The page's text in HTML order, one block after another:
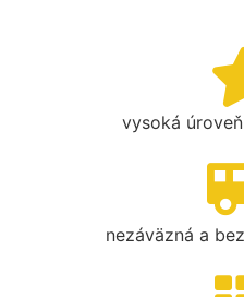
vysoká
nezáväzná a